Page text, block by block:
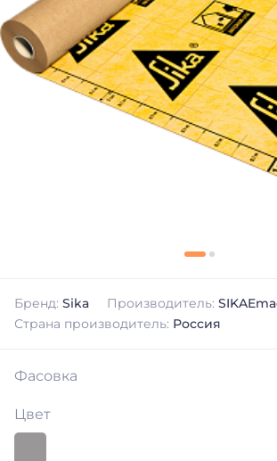
Бренд: Sika Производитель:
Страна производитель: Россия
Фасовка
Цвет